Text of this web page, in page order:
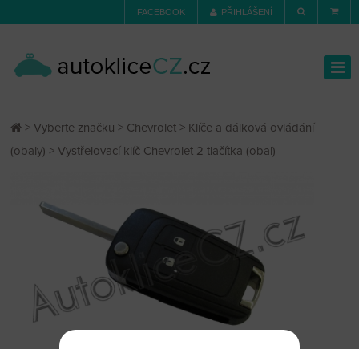
FACEBOOK PŘIHLÁŠENÍ
>Vyberte značku > Chevrolet > Klíče a dálková ovládání
(obaly) > Vystřelovací klíč Chevrolet 2 tlačítka (obal)